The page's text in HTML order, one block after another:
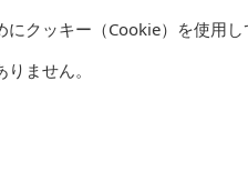
クッキー（Cookie）を使用
ません。